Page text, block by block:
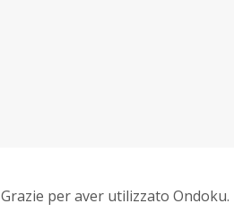
Grazie per aver utilizzato Ondoku.